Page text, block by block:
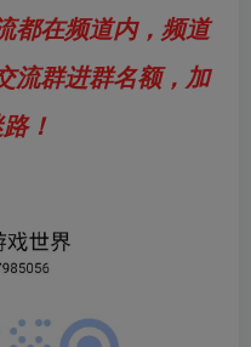
都在频道内，频道
流群进群名额，加
！